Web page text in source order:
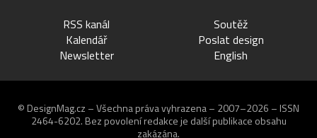
RSS kanál
Kalendář
Newsletter
Soutěž
Poslat design
English
© DesignMag.cz – Všechna práva vyhrazena – 2007–2026 – ISSN
2464-6202. Bez povolení redakce je další publikace obsahu
zakázána.